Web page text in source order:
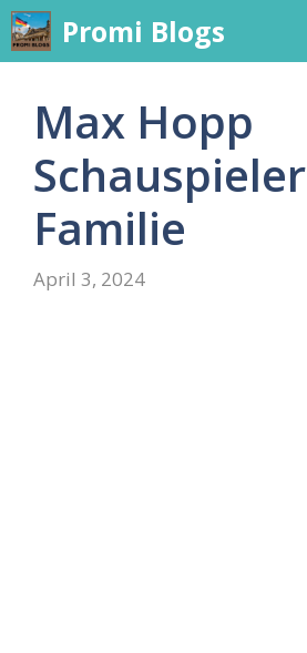
Skip
to
content
Promi Blogs
Max Hopp
Schauspieler
Familie
April 3, 2024